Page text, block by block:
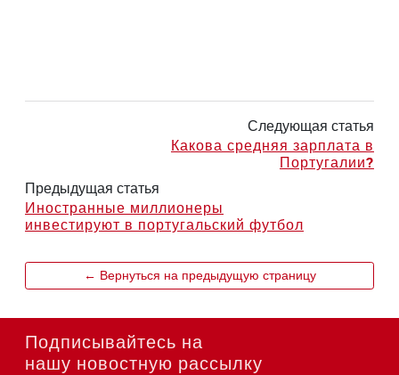
Следующая статья
Какова средняя зарплата в
Португалии?
Предыдущая статья
Иностранные миллионеры
инвестируют в португальский футбол
← Вернуться на предыдущую страницу
Подписывайтесь на
нашу новостную рассылку